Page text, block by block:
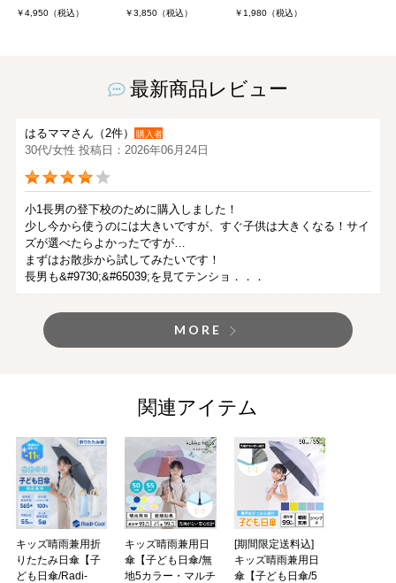
￥4,950（税込） ￥3,850（税込） ￥1,980（税込）
最新商品レビュー
はるママさん（2件） 購入者
30代/女性 投稿日：2026年06月24日
小1長男の登下校のために購入しました！
少し今から使うのには大きいですが、すぐ子供は大きくなる！サイ
ズが選べたらよかったですが…
まずはお散歩から試してみたいです！
長男も&#9730;&#65039;を見てテンショ．．．
MORE
関連アイテム
キッズ晴雨兼用折
りたたみ日傘【子
ども日傘/Radi-
キッズ晴雨兼用日
傘【子ども日傘/無
地5カラー・マルチ
[期間限定送料込]
キッズ晴雨兼用日
傘【子ども日傘/5